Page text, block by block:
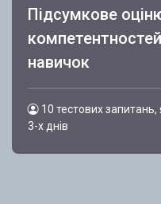
Підсумкове
навичок
10 тестових запитань,
3-х днів